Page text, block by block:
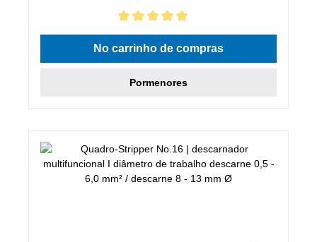
Classificação média de 5 de 5 estrelas
No carrinho de compras
Pormenores